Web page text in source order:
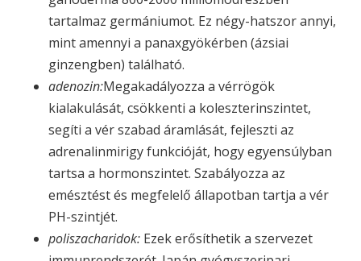
tartalmaz germániumot. Ez négy-hatszor annyi,
mint amennyi a panaxgyökérben (ázsiai
ginzengben) található.
adenozin:Megakadályozza a vérrögök
kialakulását, csökkenti a koleszterinszintet,
segíti a vér szabad áramlását, fejleszti az
adrenalinmirigy funkcióját, hogy egyensúlyban
tartsa a hormonszintet. Szabályozza az
emésztést és megfelelő állapotban tartja a vér
PH-szintjét.
poliszacharidok: Ezek erősíthetik a szervezet